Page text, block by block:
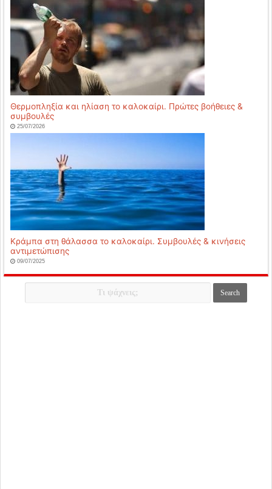
Θερμοπληξία και ηλίαση το καλοκαίρι. Πρώτες βοήθειες &
συμβουλές
25/07/2026
Κράμπα στη θάλασσα το καλοκαίρι. Συμβουλές & κινήσεις
αντιμετώπισης
09/07/2025